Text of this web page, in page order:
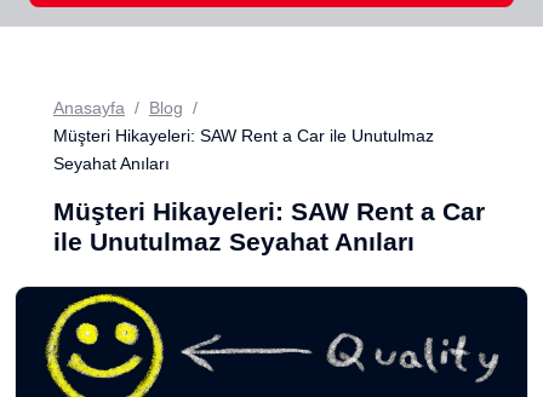
Anasayfa
Blog
Müşteri Hikayeleri: SAW Rent a Car ile Unutulmaz
Seyahat Anıları
Müşteri Hikayeleri: SAW Rent a Car
ile Unutulmaz Seyahat Anıları